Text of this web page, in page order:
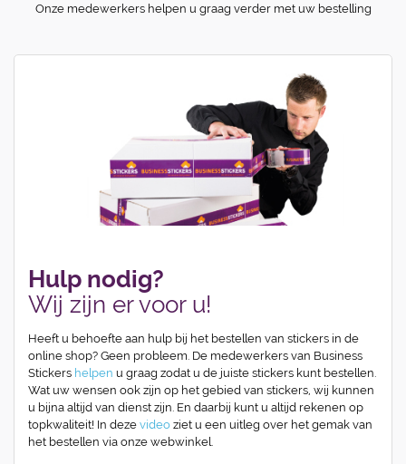
Onze medewerkers helpen u graag verder met uw bestelling
Hulp nodig?
Wij zijn er voor u!
Heeft u behoefte aan hulp bij het bestellen van stickers in de
online shop? Geen probleem. De medewerkers van Business
Stickers helpen u graag zodat u de juiste stickers kunt bestellen.
Wat uw wensen ook zijn op het gebied van stickers, wij kunnen
u bijna altijd van dienst zijn. En daarbij kunt u altijd rekenen op
topkwaliteit! In deze video ziet u een uitleg over het gemak van
het bestellen via onze webwinkel.